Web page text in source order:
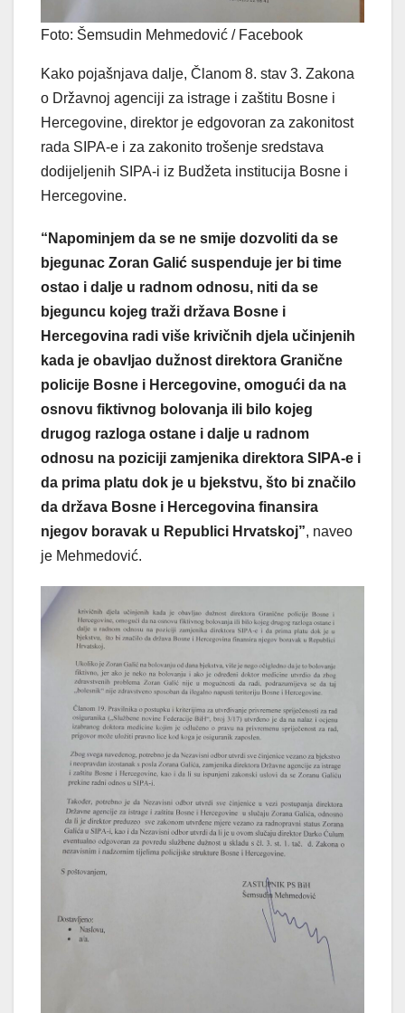
Foto: Šemsudin Mehmedović / Facebook
Kako pojašnjava dalje, Članom 8. stav 3. Zakona
o Državnoj agenciji za istrage i zaštitu Bosne i
Hercegovine, direktor je edgovoran za zakonitost
rada SIPA-e i za zakonito trošenje sredstava
dodijeljenih SIPA-i iz Budžeta institucija Bosne i
Hercegovine.
“Napominjem da se ne smije dozvoliti da se
bjegunac Zoran Galić suspenduje jer bi time
ostao i dalje u radnom odnosu, niti da se
bjeguncu kojeg traži država Bosne i
Hercegovina radi više krivičnih djela učinjenih
kada je obavljao dužnost direktora Granične
policije Bosne i Hercegovine, omogući da na
osnovu fiktivnog bolovanja ili bilo kojeg
drugog razloga ostane i dalje u radnom
odnosu na poziciji zamjenika direktora SIPA-e i
da prima platu dok je u bjekstvu, što bi značilo
da država Bosne i Hercegovina finansira
njegov boravak u Republici Hrvatskoj”, naveo
je Mehmedović.